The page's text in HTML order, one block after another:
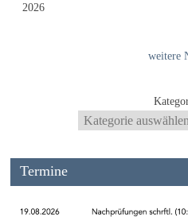
2026
weitere
Termine